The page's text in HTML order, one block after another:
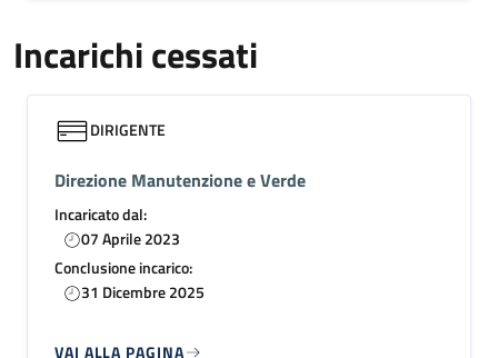
Incarichi cessati
DIRIGENTE
Direzione Manutenzione e Verde
Incaricato dal:
07 Aprile 2023
Conclusione incarico:
31 Dicembre 2025
VAI ALLA PAGINA